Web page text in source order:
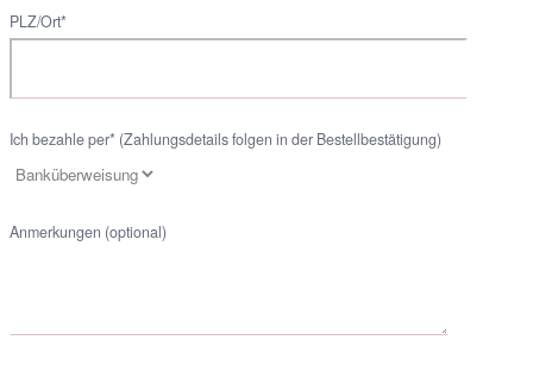
PLZ/Ort*
Ich bezahle per* (Zahlungsdetails folgen in der Bestellbestätigung)
Anmerkungen (optional)